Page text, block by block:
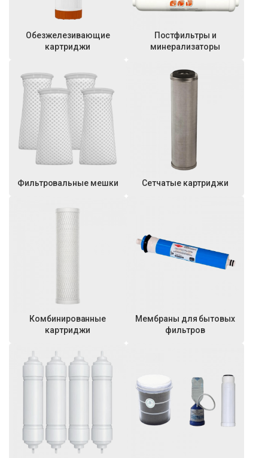
Обезжелезивающие
картриджи
Постфильтры и
минерализаторы
Фильтровальные мешки Сетчатые картриджи
Комбинированные
картриджи
Мембраны для бытовых
фильтров